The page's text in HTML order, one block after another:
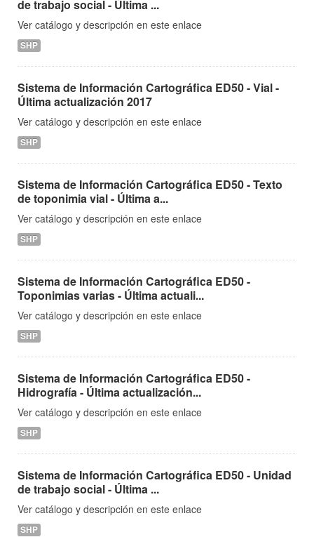
de trabajo social - Última ...
Ver catálogo y descripción en este enlace
SHP
Sistema de Información Cartográfica ED50 - Vial -
Última actualización 2017
Ver catálogo y descripción en este enlace
SHP
Sistema de Información Cartográfica ED50 - Texto
de toponimia vial - Última a...
Ver catálogo y descripción en este enlace
SHP
Sistema de Información Cartográfica ED50 -
Toponimias varias - Última actuali...
Ver catálogo y descripción en este enlace
SHP
Sistema de Información Cartográfica ED50 -
Hidrografía - Última actualización...
Ver catálogo y descripción en este enlace
SHP
Sistema de Información Cartográfica ED50 - Unidad
de trabajo social - Última ...
Ver catálogo y descripción en este enlace
SHP